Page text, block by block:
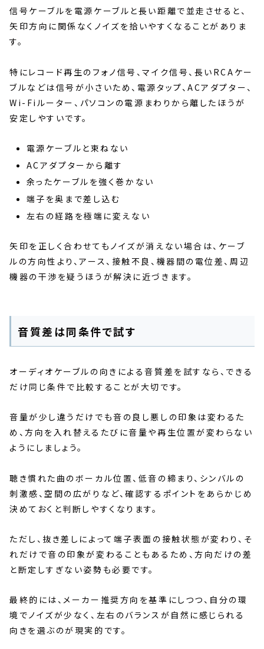
信号ケーブルを電源ケーブルと長い距離で並走させると、
矢印方向に関係なくノイズを拾いやすくなることがありま
す。
特にレコード再生のフォノ信号、マイク信号、長いRCAケー
ブルなどは信号が小さいため、電源タップ、ACアダプター、
Wi-Fiルーター、パソコンの電源まわりから離したほうが
安定しやすいです。
電源ケーブルと束ねない
ACアダプターから離す
余ったケーブルを強く巻かない
端子を奥まで差し込む
左右の経路を極端に変えない
矢印を正しく合わせてもノイズが消えない場合は、ケーブ
ルの方向性より、アース、接触不良、機器間の電位差、周辺
機器の干渉を疑うほうが解決に近づきます。
音質差は同条件で試す
オーディオケーブルの向きによる音質差を試すなら、できる
だけ同じ条件で比較することが大切です。
音量が少し違うだけでも音の良し悪しの印象は変わるた
め、方向を入れ替えるたびに音量や再生位置が変わらない
ようにしましょう。
聴き慣れた曲のボーカル位置、低音の締まり、シンバルの
刺激感、空間の広がりなど、確認するポイントをあらかじめ
決めておくと判断しやすくなります。
ただし、抜き差しによって端子表面の接触状態が変わり、そ
れだけで音の印象が変わることもあるため、方向だけの差
と断定しすぎない姿勢も必要です。
最終的には、メーカー推奨方向を基準にしつつ、自分の環
境でノイズが少なく、左右のバランスが自然に感じられる
向きを選ぶのが現実的です。